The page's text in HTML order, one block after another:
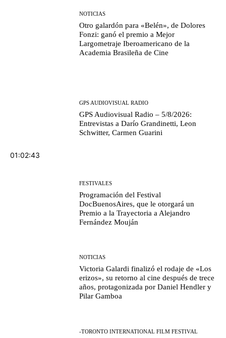
NOTICIAS
Otro galardón para «Belén», de Dolores
Fonzi: ganó el premio a Mejor
Largometraje Iberoamericano de la
Academia Brasileña de Cine
01:02:43
GPS AUDIOVISUAL RADIO
GPS Audiovisual Radio – 5/8/2026:
Entrevistas a Darío Grandinetti, Leon
Schwitter, Carmen Guarini
FESTIVALES
Programación del Festival
DocBuenosAires, que le otorgará un
Premio a la Trayectoria a Alejandro
Fernández Mouján
NOTICIAS
Victoria Galardi finalizó el rodaje de «Los
erizos», su retorno al cine después de trece
años, protagonizada por Daniel Hendler y
Pilar Gamboa
-TORONTO INTERNATIONAL FILM FESTIVAL